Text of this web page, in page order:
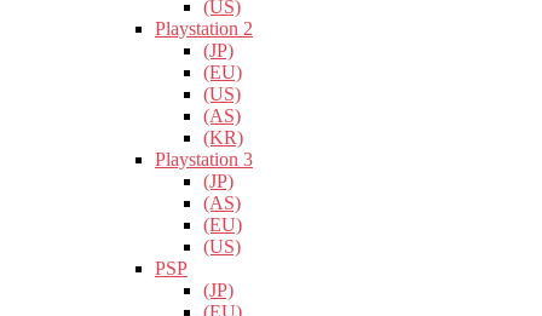
(US)
Playstation 2
(JP)
(EU)
(US)
(AS)
(KR)
Playstation 3
(JP)
(AS)
(EU)
(US)
PSP
(JP)